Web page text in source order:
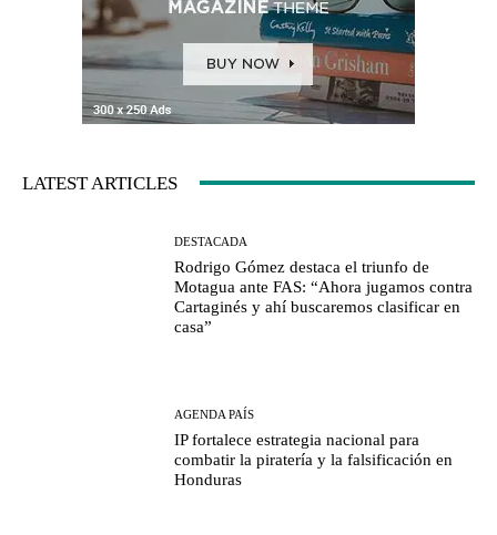
LATEST ARTICLES
DESTACADA
Rodrigo Gómez destaca el triunfo de
Motagua ante FAS: “Ahora jugamos contra
Cartaginés y ahí buscaremos clasificar en
casa”
AGENDA PAÍS
IP fortalece estrategia nacional para
combatir la piratería y la falsificación en
Honduras